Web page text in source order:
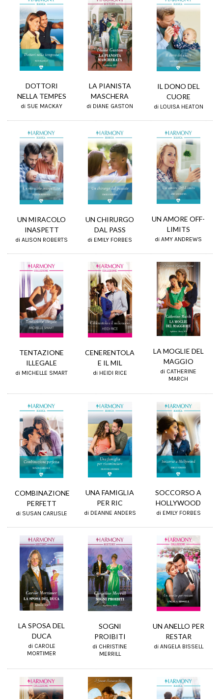
DOTTORI
NELLA TEMPES
di SUE MACKAY
LA PIANISTA
MASCHERA
di DIANE GASTON
IL DONO DEL
CUORE
di LOUISA HEATON
UN MIRACOLO
INASPETT
di ALISON ROBERTS
UN CHIRURGO
DAL PASS
di EMILY FORBES
UN AMORE OFF-
LIMITS
di AMY ANDREWS
TENTAZIONE
ILLEGALE
di MICHELLE SMART
CENERENTOLA
E IL MIL
di HEIDI RICE
LA MOGLIE DEL
MAGGIO
di CATHERINE
MARCH
COMBINAZIONE
PERFETT
di SUSAN CARLISLE
UNA FAMIGLIA
PER RIC
di DEANNE ANDERS
SOCCORSO A
HOLLYWOOD
di EMILY FORBES
LA SPOSA DEL
DUCA
di CAROLE
MORTIMER
SOGNI
PROIBITI
di CHRISTINE
MERRILL
UN ANELLO PER
RESTAR
di ANGELA BISSELL